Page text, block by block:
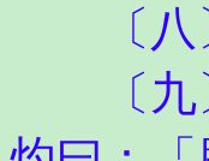
〔八
〔九〕